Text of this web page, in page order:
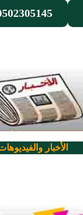
الأخبار